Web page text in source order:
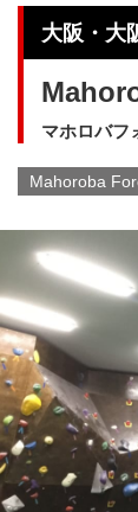
大阪・大
マホロバフ
Mahoroba